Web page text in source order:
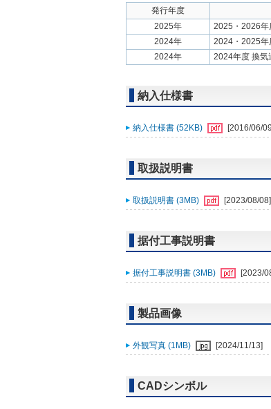
発行年度
2025年
2025・2026年
2024年
2024・2025年
2024年
2024年度 換気
納入仕様書
納入仕様書 (52KB) [2016/06/
取扱説明書
取扱説明書 (3MB) [2023/08/08]
据付工事説明書
据付工事説明書 (3MB) [2023/
製品画像
外観写真 (1MB) [2024/11/13]
CADシンボル